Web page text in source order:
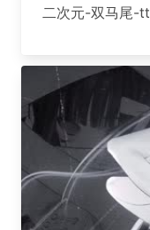
二次元-双马尾-tt